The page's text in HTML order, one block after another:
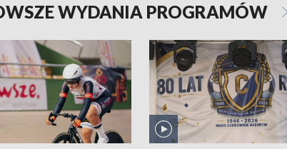
WYDANIA PROGRAMÓW